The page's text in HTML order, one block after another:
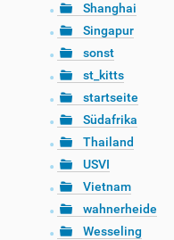
Shanghai
Singapur
sonst
st_kitts
startseite
Südafrika
Thailand
USVI
Vietnam
wahnerheide
Wesseling